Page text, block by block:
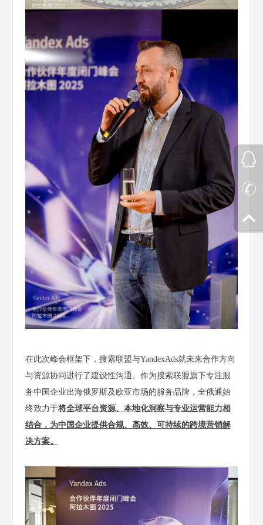
在此次峰会框架下，搜索联盟与YandexAds就未来合作方向
与资源协同进行了建设性沟通。作为搜索联盟旗下专注服
务中国企业出海俄罗斯及欧亚市场的服务品牌，全俄通始
终致力于将全球平台资源、本地化洞察与专业运营能力相
结合，为中国企业提供合规、高效、可持续的跨境营销解
决方案。